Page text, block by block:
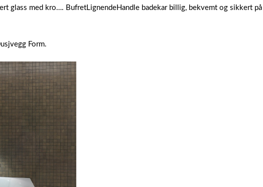
glass med kro…. BufretLignendeHandle badekar billig, bekvemt og sikkert på
Form.